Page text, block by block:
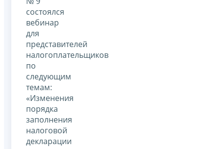
состоялся
вебинар
для
представителей
налогоплательщиков
по
следующим
темам:
«Изменения
порядка
заполнения
налоговой
декларации